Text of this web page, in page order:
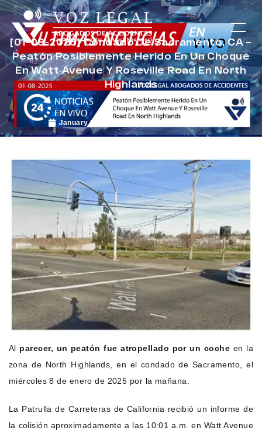
[01-08-2025] Condado De Sacramento, CA –
Peatón Posiblemente Herido En Un Choque
En Watt Avenue Y Roseville Road En North
Highlands
January 31, 2025
Al parecer, un peatón fue atropellado por un coche en la
zona de North Highlands, en el condado de Sacramento, el
miércoles 8 de enero de 2025 por la mañana.
La Patrulla de Carreteras de California recibió un informe de
la colisión aproximadamente a las 10:01 a.m. en Watt Avenue